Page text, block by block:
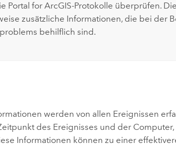
Portal for ArcGIS-Protokolle überprüfen.
zusätzliche Informationen, die bei der
behilflich sind.
werden von allen Ereignissen
des Ereignisses und der
Informationen können zu einer